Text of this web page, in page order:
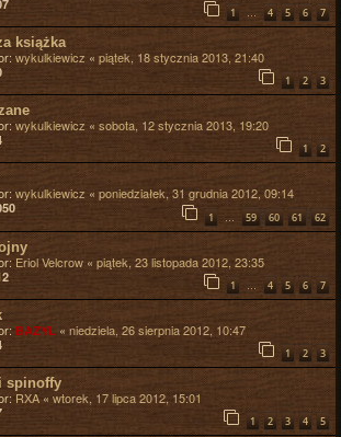
1 … 4 5 6 7
książka
wykulkiewicz « piątek, 18 stycznia 2013, 21:40
1 2 3
wykulkiewicz « sobota, 12 stycznia 2013, 19:20
1 2
wykulkiewicz « poniedziałek, 31 grudnia 2012, 09:14
1 59 60 61 62
Eriol Velcrow « piątek, 23 listopada 2012, 23:35
1 … 4 5 6 7
BAZYL « niedziela, 26 sierpnia 2012, 10:47
1 2 3
spinoffy
RXA « wtorek, 17 lipca 2012, 15:01
1 2 3 4 5